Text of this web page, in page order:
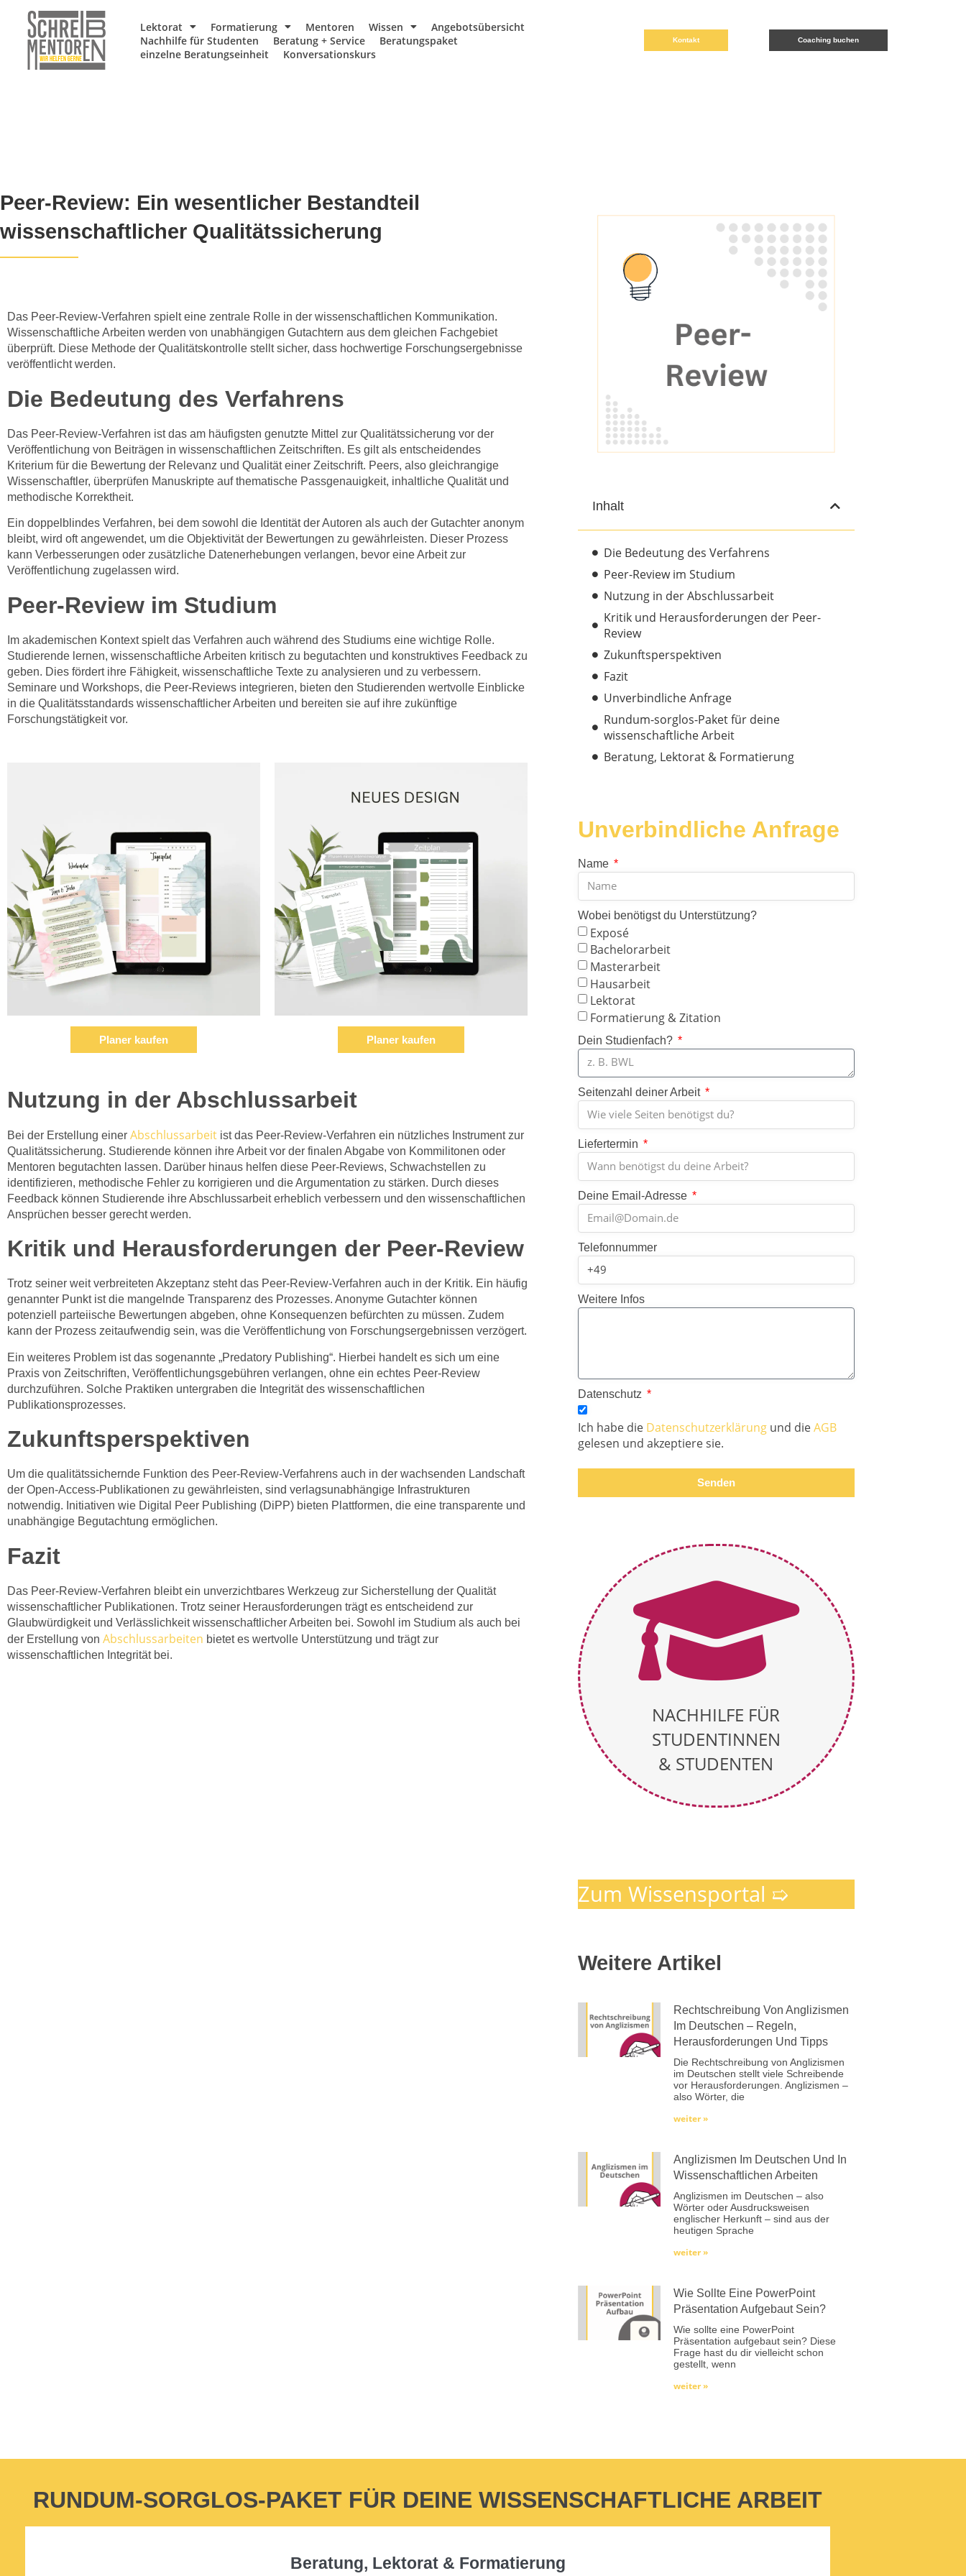
Lektorat Formatierung Mentoren Wissen
Angebotsübersicht
Nachhilfe für Studenten
Beratung + Service
Beratungspaket
einzelne Beratungseinheit
Konversationskurs
Kontakt Coaching buchen
Peer-Review: Ein wesentlicher Bestandteil
wissenschaftlicher Qualitätssicherung
Das Peer-Review-Verfahren spielt eine zentrale Rolle in der wissenschaftlichen Kommunikation.
Wissenschaftliche Arbeiten werden von unabhängigen Gutachtern aus dem gleichen Fachgebiet
überprüft. Diese Methode der Qualitätskontrolle stellt sicher, dass hochwertige Forschungsergebnisse
veröffentlicht werden.
Die Bedeutung des Verfahrens
Das Peer-Review-Verfahren ist das am häufigsten genutzte Mittel zur Qualitätssicherung vor der
Veröffentlichung von Beiträgen in wissenschaftlichen Zeitschriften. Es gilt als entscheidendes
Kriterium für die Bewertung der Relevanz und Qualität einer Zeitschrift. Peers, also gleichrangige
Wissenschaftler, überprüfen Manuskripte auf thematische Passgenauigkeit, inhaltliche Qualität und
methodische Korrektheit.
Ein doppelblindes Verfahren, bei dem sowohl die Identität der Autoren als auch der Gutachter anonym
bleibt, wird oft angewendet, um die Objektivität der Bewertungen zu gewährleisten. Dieser Prozess
kann Verbesserungen oder zusätzliche Datenerhebungen verlangen, bevor eine Arbeit zur
Veröffentlichung zugelassen wird.
Peer-Review im Studium
Im akademischen Kontext spielt das Verfahren auch während des Studiums eine wichtige Rolle.
Studierende lernen, wissenschaftliche Arbeiten kritisch zu begutachten und konstruktives Feedback zu
geben. Dies fördert ihre Fähigkeit, wissenschaftliche Texte zu analysieren und zu verbessern.
Seminare und Workshops, die Peer-Reviews integrieren, bieten den Studierenden wertvolle Einblicke
in die Qualitätsstandards wissenschaftlicher Arbeiten und bereiten sie auf ihre zukünftige
Forschungstätigkeit vor.
Planer kaufen Planer kaufen
Nutzung in der Abschlussarbeit
Bei der Erstellung einer Abschlussarbeit ist das Peer-Review-Verfahren ein nützliches Instrument zur
Qualitätssicherung. Studierende können ihre Arbeit vor der finalen Abgabe von Kommilitonen oder
Mentoren begutachten lassen. Darüber hinaus helfen diese Peer-Reviews, Schwachstellen zu
identifizieren, methodische Fehler zu korrigieren und die Argumentation zu stärken. Durch dieses
Feedback können Studierende ihre Abschlussarbeit erheblich verbessern und den wissenschaftlichen
Ansprüchen besser gerecht werden.
Kritik und Herausforderungen der Peer-Review
Trotz seiner weit verbreiteten Akzeptanz steht das Peer-Review-Verfahren auch in der Kritik. Ein häufig
genannter Punkt ist die mangelnde Transparenz des Prozesses. Anonyme Gutachter können
potenziell parteiische Bewertungen abgeben, ohne Konsequenzen befürchten zu müssen. Zudem
kann der Prozess zeitaufwendig sein, was die Veröffentlichung von Forschungsergebnissen verzögert.
Ein weiteres Problem ist das sogenannte „Predatory Publishing“. Hierbei handelt es sich um eine
Praxis von Zeitschriften, Veröffentlichungsgebühren verlangen, ohne ein echtes Peer-Review
durchzuführen. Solche Praktiken untergraben die Integrität des wissenschaftlichen
Publikationsprozesses.
Zukunftsperspektiven
Um die qualitätssichernde Funktion des Peer-Review-Verfahrens auch in der wachsenden Landschaft
der Open-Access-Publikationen zu gewährleisten, sind verlagsunabhängige Infrastrukturen
notwendig. Initiativen wie Digital Peer Publishing (DiPP) bieten Plattformen, die eine transparente und
unabhängige Begutachtung ermöglichen.
Fazit
Das Peer-Review-Verfahren bleibt ein unverzichtbares Werkzeug zur Sicherstellung der Qualität
wissenschaftlicher Publikationen. Trotz seiner Herausforderungen trägt es entscheidend zur
Glaubwürdigkeit und Verlässlichkeit wissenschaftlicher Arbeiten bei. Sowohl im Studium als auch bei
der Erstellung von Abschlussarbeiten bietet es wertvolle Unterstützung und trägt zur
wissenschaftlichen Integrität bei.
Inhalt
Die Bedeutung des Verfahrens
Peer-Review im Studium
Nutzung in der Abschlussarbeit
Kritik und Herausforderungen der Peer-
Review
Zukunftsperspektiven
Fazit
Unverbindliche Anfrage
Rundum-sorglos-Paket für deine
wissenschaftliche Arbeit
Beratung, Lektorat & Formatierung
Unverbindliche Anfrage
Name
Wobei benötigst du Unterstützung?
Exposé
Bachelorarbeit
Masterarbeit
Hausarbeit
Lektorat
Formatierung & Zitation
Dein Studienfach?
Seitenzahl deiner Arbeit
Liefertermin
Deine Email-Adresse
Telefonnummer
Weitere Infos
Datenschutz
Ich habe die Datenschutzerklärungund dieAGB
gelesen und akzeptiere sie.
Senden
NACHHILFE FÜR
STUDENTINNEN
& STUDENTEN
Zum Wissensportal ➯
Weitere Artikel
Rechtschreibung Von Anglizismen
Im Deutschen – Regeln,
Herausforderungen Und Tipps
Die Rechtschreibung von Anglizismen
im Deutschen stellt viele Schreibende
vor Herausforderungen. Anglizismen –
also Wörter, die
weiter »
Anglizismen Im Deutschen Und In
Wissenschaftlichen Arbeiten
Anglizismen im Deutschen – also
Wörter oder Ausdrucksweisen
englischer Herkunft – sind aus der
heutigen Sprache
weiter »
Wie Sollte Eine PowerPoint
Präsentation Aufgebaut Sein?
Wie sollte eine PowerPoint
Präsentation aufgebaut sein? Diese
Frage hast du dir vielleicht schon
gestellt, wenn
weiter »
RUNDUM-SORGLOS-PAKET FÜR DEINE WISSENSCHAFTLICHE ARBEIT
Beratung, Lektorat & Formatierung